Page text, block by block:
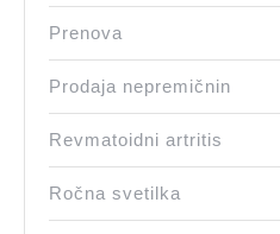
Prenova
Prodaja nepremičnin
Revmatoidni artritis
Ročna svetilka